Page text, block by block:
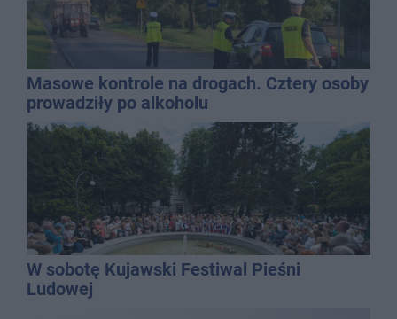
Masowe kontrole na drogach. Cztery osoby
prowadziły po alkoholu
W sobotę Kujawski Festiwal Pieśni
Ludowej